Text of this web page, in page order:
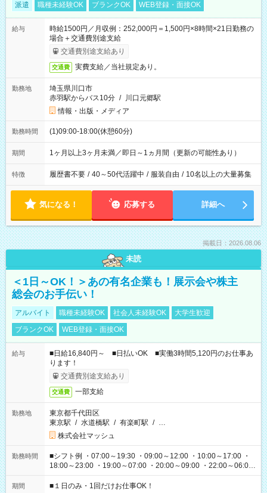
派遣 職種未経験OK ブランクOK WEB登録・面接OK
給与
時給1500円／月収例：252,000円＝1,500円×8時間×21日勤務の
場合＋交通費別途支給
交通費別途支給あり
交通費 実費支給／当社規定あり。
勤務地
埼玉県川口市
赤羽駅からバス10分 / 川口元郷駅
情報・出版・メディア
勤務時間 (1)09:00-18:00(休憩60分)
期間 1ヶ月以上3ヶ月未満／即日～1ヵ月間（更新の可能性あり）
特徴 履歴書不要 / 40～50代活躍中 / 服装自由 / 10名以上の大量募集
気になる！ 応募する 詳細へ
掲載日：2026.08.06
未読
＜1日～OK！＞あの有名企業も！展示会や株主
総会のお手伝い！
アルバイト 職種未経験OK 社会人未経験OK
大学生歓迎
ブランクOK
WEB登録・面接OK
給与
■日給16,840円～ ■日払いOK ■実働3時間5,120円のお仕事あ
ります！
交通費別途支給あり
交通費 一部支給
勤務地
東京都千代田区
東京駅 / 水道橋駅 / 有楽町駅 / …
株式会社マッシュ
勤務時間
■シフト例 ・07:00～19:30 ・09:00～12:00 ・10:00～17:00 ・
18:00～23:00 ・19:00～07:00 ・20:00～09:00 ・22:00～06:00
etc ★最短で3時間で5,120円のお仕事から 15時間で2万円近く稼
げるお仕事も！ ご希望のお時間に合わせてご紹介！ ※シフトは
期間 ■１日のみ・1回だけお仕事OK！